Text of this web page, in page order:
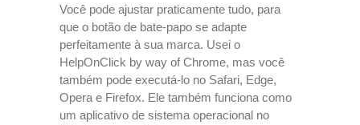
Você pode ajustar praticamente tudo, para
que o botão de bate-papo se adapte
perfeitamente à sua marca. Usei o
HelpOnClick by way of Chrome, mas você
também pode executá-lo no Safari, Edge,
Opera e Firefox. Ele também funciona como
um aplicativo de sistema operacional no